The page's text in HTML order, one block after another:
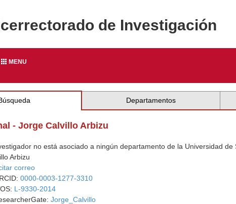
de Investigación
MENU
Departamentos
- Jorge Calvillo Arbizu
no está asociado a ningún departamento de la Universidad
Arbizu
correo
0000-0003-1277-3310
L-9330-2014
Jorge_Calvillo